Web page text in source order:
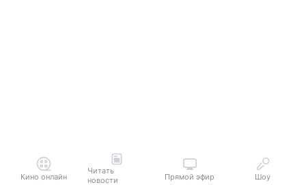
Кино онлайн
Читать
новости
Прямой эфир Шоу